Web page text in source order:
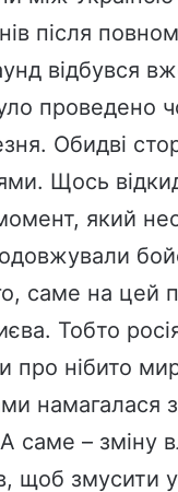
після
відбувся
проведено
Обидві
Щось
який
саме на цей
Тобто
про нібито
намагалася
саме – зміну
щоб змусити